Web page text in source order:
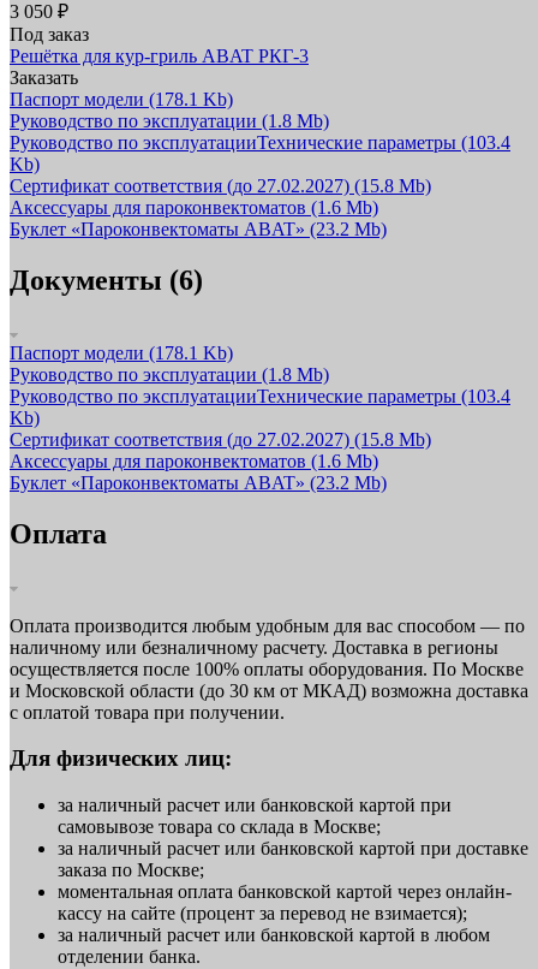
3 050 ₽
Под заказ
Решётка для кур‑гриль ABAT РКГ‑3
Заказать
Паспорт модели (178.1 Kb)
Руководство по эксплуатации (1.8 Mb)
Руководство по эксплуатацииТехнические параметры (103.4
Kb)
Сертификат соответствия (до 27.02.2027) (15.8 Mb)
Аксессуары для пароконвектоматов (1.6 Mb)
Буклет «Пароконвектоматы ABAT» (23.2 Mb)
Документы (6)
Паспорт модели (178.1 Kb)
Руководство по эксплуатации (1.8 Mb)
Руководство по эксплуатацииТехнические параметры (103.4
Kb)
Сертификат соответствия (до 27.02.2027) (15.8 Mb)
Аксессуары для пароконвектоматов (1.6 Mb)
Буклет «Пароконвектоматы ABAT» (23.2 Mb)
Оплата
Оплата производится любым удобным для вас способом — по
наличному или безналичному расчету. Доставка в регионы
осуществляется после 100% оплаты оборудования. По Москве
и Московской области (до 30 км от МКАД) возможна доставка
с оплатой товара при получении.
Для физических лиц:
за наличный расчет или банковской картой при
самовывозе товара со склада в Москве;
за наличный расчет или банковской картой при доставке
заказа по Москве;
моментальная оплата банковской картой через онлайн-
кассу на сайте (процент за перевод не взимается);
за наличный расчет или банковской картой в любом
отделении банка.